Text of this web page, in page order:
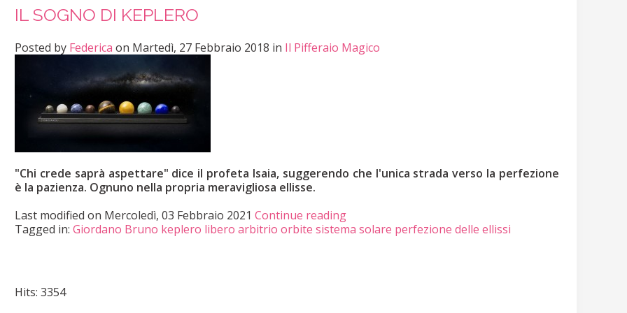
IL SOGNO DI KEPLERO
Posted by Federica on Martedì, 27 Febbraio 2018 in Il Pifferaio Magico
"Chi crede saprà aspettare" dice il profeta Isaia, suggerendo che l'unica strada verso la perfezione
è la pazienza. Ognuno nella propria meravigliosa ellisse.
Last modified on Mercoledì, 03 Febbraio 2021 Continue reading
Tagged in: Giordano Bruno keplero libero arbitrio orbite sistema solare perfezione delle ellissi
Hits: 3354